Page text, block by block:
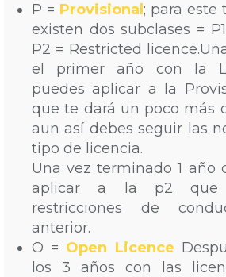
P = Provisional ; para este
existen dos subclases =
P2 = Restricted
el primer año con la
puedes aplicar a la
que te dará un poco más
aun así debes seguir las
tipo de licencia.
Una vez terminado 1 año
aplicar a la p2 que
restricciones de
anterior.
O = Open Licence
los 3 años con las